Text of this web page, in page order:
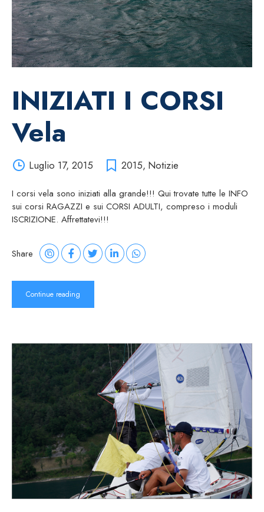
INIZIATI I CORSI
Vela
Luglio 17, 2015 2015, Notizie
I corsi vela sono iniziati alla grande!!! Qui trovate tutte le INFO
sui corsi RAGAZZI e sui CORSI ADULTI, compreso i moduli
ISCRIZIONE. Affrettatevi!!!
Share
Continue reading